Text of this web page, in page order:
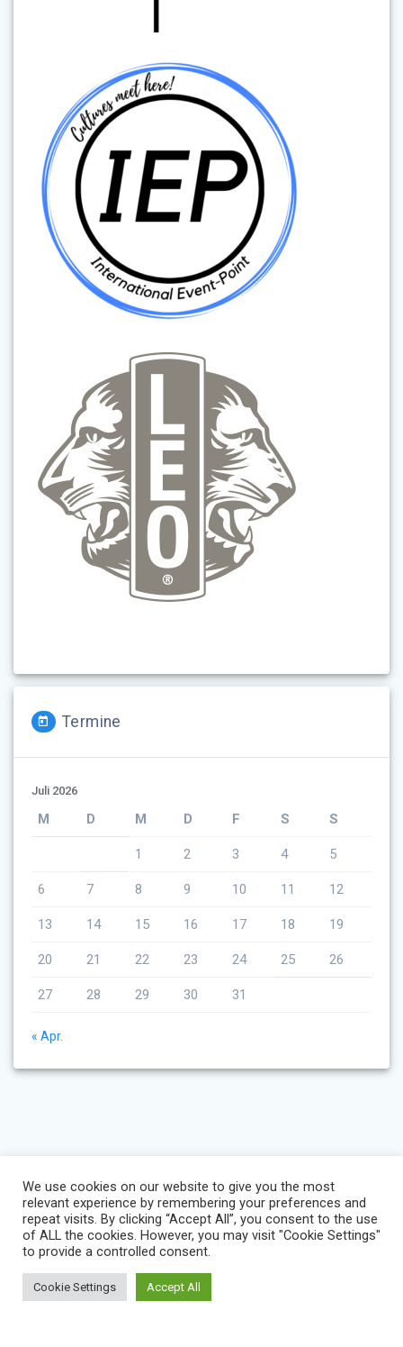
Termine
Juli 2026
M D M D F S S
1 2 3 4 5
6 7 8 9 10 11 12
13 14 15 16 17 18 19
20 21 22 23 24 25 26
27 28 29 30 31
« Apr.
We use cookies on our website to give you the most
relevant experience by remembering your preferences and
repeat visits. By clicking “Accept All”, you consent to the use
of ALL the cookies. However, you may visit "Cookie Settings"
to provide a controlled consent.
Cookie Settings Accept All